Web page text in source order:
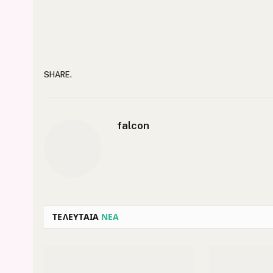
SHARE.
falcon
ΤΕΛΕΥΤΑΙΑ ΝΕΑ